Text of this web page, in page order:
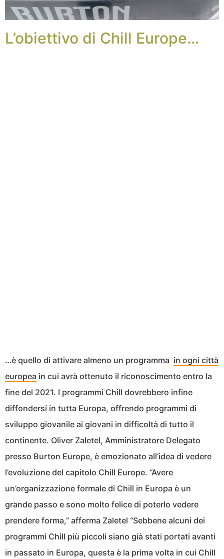
L’obiettivo di Chill Europe…
…è quello di attivare almeno un programma in ogni città
europea in cui avrà ottenuto il riconoscimento entro la
fine del 2021. I programmi Chill dovrebbero infine
diffondersi in tutta Europa, offrendo programmi di
sviluppo giovanile ai giovani in difficoltà di tutto il
continente. Oliver Zaletel, Amministratore Delegato
presso Burton Europe, è emozionato all’idea di vedere
l’evoluzione del capitolo Chill Europe. “Avere
un’organizzazione formale di Chill in Europa è un
grande passo e sono molto felice di poterlo vedere
prendere forma,” afferma Zaletel “Sebbene alcuni dei
programmi Chill più piccoli siano già stati portati avanti
in passato in Europa, questa è la prima volta in cui Chill